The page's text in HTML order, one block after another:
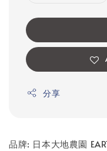
分享
品牌: 日本大地農園